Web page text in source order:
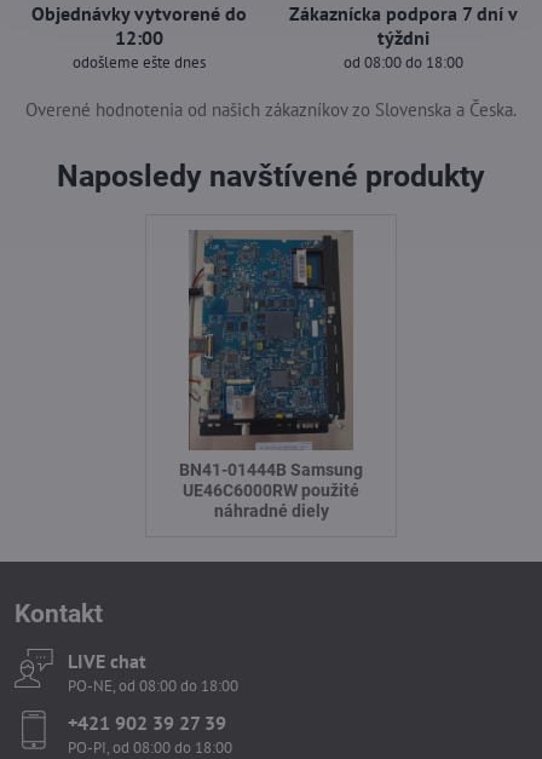
Objednávky vytvorené do
12:00
odošleme ešte dnes
Zákaznícka podpora 7 dní v
týždni
od 08:00 do 18:00
Overené hodnotenia od našich zákazníkov zo Slovenska a Česka.
Naposledy navštívené produkty
BN41-01444B Samsung
UE46C6000RW použité
náhradné diely
Kontakt
LIVE chat
PO-NE, od 08:00 do 18:00
+421 902 39 27 39
PO-PI, od 08:00 do 18:00